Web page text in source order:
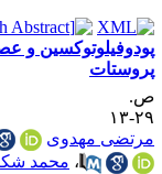
و
۱۳
مهدوی
،محمد